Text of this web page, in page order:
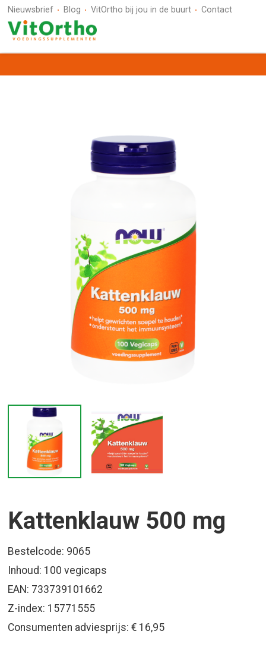
Nieuwsbrief Blog VitOrtho bij jou in de buurt Contact
Kattenklauw 500 mg
Bestelcode: 9065
Inhoud: 100 vegicaps
EAN: 733739101662
Z-index: 15771555
Consumenten adviesprijs: € 16,95